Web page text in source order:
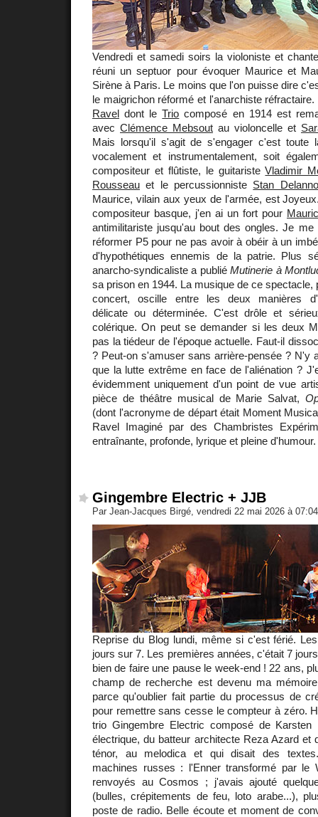
Vendredi et samedi soirs la violoniste et
réuni un septuor pour évoquer Maurice et
Sirène à Paris. Le moins que l'on puisse dire
le maigrichon réformé et l'anarchiste
Ravel dont leTrio composé en 1914 est
avec Clémence Mebsout au violoncelle et
Mais lorsqu'il s'agit de s'engager c'est toute
vocalement et instrumentalement, soit
compositeur et flûtiste, le guitaristeVladimir
Rousseau et le percussionniste Stan
Maurice, vilain aux yeux de l'armée, est
compositeur basque, j'en ai un fort pour
antimilitariste jusqu'au bout des ongles. Je
réformer P5 pour ne pas avoir à obéir à un
d'hypothétiques ennemis de la patrie. Plus
anarcho-syndicaliste a publiéMutinerie à
sa prison en 1944. La musique de ce spectacle,
concert, oscille entre les deux manières
délicate ou déterminée. C'est drôle et
colérique. On peut se demander si les deux
pas la tiédeur de l'époque actuelle. Faut-il
? Peut-on s'amuser sans arrière-pensée ? N'y
que la lutte extrême en face de l'aliénation ?
évidemment uniquement d'un point de vue
pièce de théâtre musical de Marie Salvat,
(dont l'acronyme de départ était Moment
Ravel Imaginé par des Chambristes
entraînante, profonde, lyrique et pleine d'humour.
Gingembre Electric + JJB
Par Jean-Jacques Birgé, vendredi 22 mai 2026 à
Reprise du Blog lundi, même si c'est férié.
jours sur 7. Les premières années, c'était 7
bien de faire une pause le week-end ! 22 ans,
champ de recherche est devenu ma
parce qu'oublier fait partie du processus de
pour remettre sans cesse le compteur à zéro.
trio Gingembre Electric composé de Karsten
électrique, du batteur architecte Reza Azard et
ténor, au melodica et qui disait des
machines russes : l'Enner transformé par le
renvoyés au Cosmos ; j'avais ajouté
(bulles, crépitements de feu, loto arabe...),
poste de radio. Belle écoute et moment de